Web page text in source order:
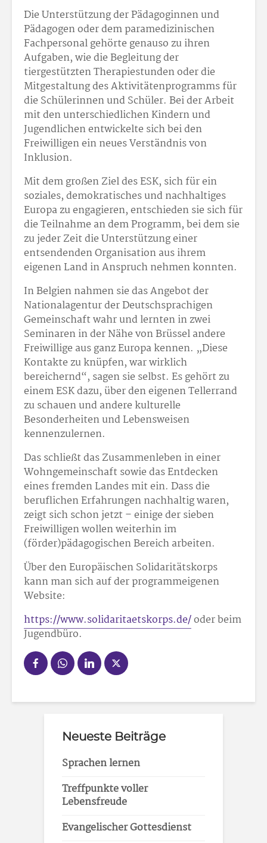
Die Unterstützung der Pädagoginnen und
Pädagogen oder dem paramedizinischen
Fachpersonal gehörte genauso zu ihren
Aufgaben, wie die Begleitung der
tiergestützten Therapiestunden oder die
Mitgestaltung des Aktivitätenprogramms für
die Schülerinnen und Schüler. Bei der Arbeit
mit den unterschiedlichen Kindern und
Jugendlichen entwickelte sich bei den
Freiwilligen ein neues Verständnis von
Inklusion.
Mit dem großen Ziel des ESK, sich für ein
soziales, demokratisches und nachhaltiges
Europa zu engagieren, entschieden sie sich für
die Teilnahme an dem Programm, bei dem sie
zu jeder Zeit die Unterstützung einer
entsendenden Organisation aus ihrem
eigenen Land in Anspruch nehmen konnten.
In Belgien nahmen sie das Angebot der
Nationalagentur der Deutschsprachigen
Gemeinschaft wahr und lernten in zwei
Seminaren in der Nähe von Brüssel andere
Freiwillige aus ganz Europa kennen. „Diese
Kontakte zu knüpfen, war wirklich
bereichernd“, sagen sie selbst. Es gehört zu
einem ESK dazu, über den eigenen Tellerrand
zu schauen und andere kulturelle
Besonderheiten und Lebensweisen
kennenzulernen.
Das schließt das Zusammenleben in einer
Wohngemeinschaft sowie das Entdecken
eines fremden Landes mit ein. Dass die
beruflichen Erfahrungen nachhaltig waren,
zeigt sich schon jetzt – einige der sieben
Freiwilligen wollen weiterhin im
(förder)pädagogischen Bereich arbeiten.
Über den Europäischen Solidaritätskorps
kann man sich auf der programmeigenen
Website:
https://www.solidaritaetskorps.de/oder beim
Jugendbüro.
Neueste Beiträge
Sprachen lernen
Treffpunkte voller
Lebensfreude
Evangelischer Gottesdienst